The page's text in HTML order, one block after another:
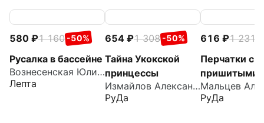
580 1 160 -50%
Русалка в бассейне
Вознесенская Юлия Николаевна
Лепта
654 1 308 -50%
Тайна Укокской
принцессы
Измайлов Александр
РуДа
616 1 231
Перчатки с
пришитыми
пальцами
РуДа